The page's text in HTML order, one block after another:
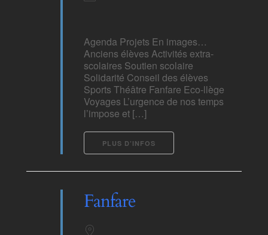
Agenda Projets En images…
Anciens élèves Activités extra-
scolaires Soutien scolaire
Solidarité Conseil des élèves
Sports Théâtre Fanfare Eco-llège
Voyages L’urgence de nos temps
l’impose et […]
PLUS D’INFOS
Fanfare